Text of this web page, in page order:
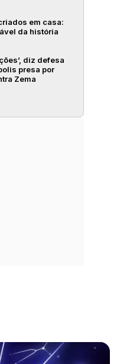
em casa:
da história
diz defesa
presa por
Zema